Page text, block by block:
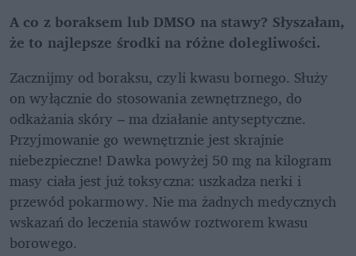
A co z boraksem lub DMSO na stawy? Słyszałam,
że to najlepsze środki na różne dolegliwości.
Zacznijmy od boraksu, czyli kwasu bornego. Służy
on wyłącznie do stosowania zewnętrznego, do
odkażania skóry – ma działanie antyseptyczne.
Przyjmowanie go wewnętrznie jest skrajnie
niebezpieczne! Dawka powyżej 50 mg na kilogram
masy ciała jest już toksyczna: uszkadza nerki i
przewód pokarmowy. Nie ma żadnych medycznych
wskazań do leczenia stawów roztworem kwasu
borowego.